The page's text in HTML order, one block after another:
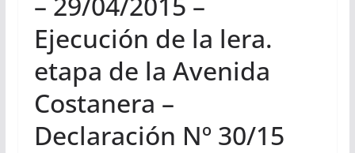
Ejecución de la lera.
etapa de la Avenida
Costanera –
Declaración Nº 30/15